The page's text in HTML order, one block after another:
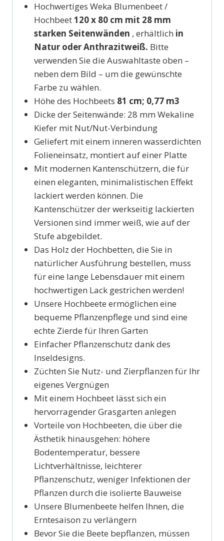
Hochwertiges Weka Blumenbeet /
Hochbeet120x 80 cm mit 28 mm
starken Seitenwänden , erhältlich in
Natur oder Anthrazitweiß. Bitte
verwenden Sie die Auswahltaste oben –
neben dem Bild – um die gewünschte
Farbe zu wählen.
Höhe des Hochbeets 81 cm; 0,77 m3
Dicke der Seitenwände: 28 mm Wekaline
Kiefer mit Nut/Nut-Verbindung
Geliefert mit einem inneren wasserdichten
Folieneinsatz, montiert auf einer Platte
Mit modernen Kantenschützern, die für
einen eleganten, minimalistischen Effekt
lackiert werden können. Die
Kantenschützer der werkseitig lackierten
Versionen sind immer weiß, wie auf der
Stufe abgebildet.
Das Holz der Hochbetten, die Sie in
natürlicher Ausführung bestellen, muss
für eine lange Lebensdauer mit einem
hochwertigen Lack gestrichen werden!
Unsere Hochbeete ermöglichen eine
bequeme Pflanzenpflege und sind eine
echte Zierde für Ihren Garten
Einfacher Pflanzenschutz dank des
Inseldesigns.
Züchten Sie Nutz- und Zierpflanzen für Ihr
eigenes Vergnügen
Mit einem Hochbeet lässt sich ein
hervorragender Grasgarten anlegen
Vorteile von Hochbeeten, die über die
Ästhetik hinausgehen: höhere
Bodentemperatur, bessere
Lichtverhältnisse, leichterer
Pflanzenschutz, weniger Infektionen der
Pflanzen durch die isolierte Bauweise
Unsere Blumenbeete helfen Ihnen, die
Erntesaison zu verlängern
Bevor Sie die Beete bepflanzen, müssen